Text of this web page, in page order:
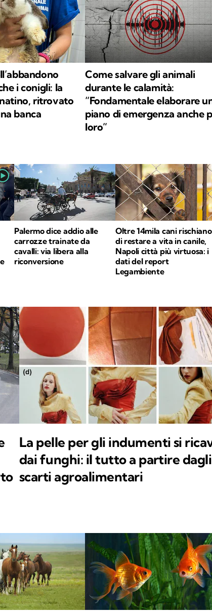
i conigli: la
ritrovato
banca
Come salvare gli animali
durante le calamità:
“Fondamentale elaborare
piano di emergenza anche
loro”
Palermo dice addio alle
carrozze trainate da
cavalli: via libera alla
riconversione
Oltre 14mila cani rischiano
di restare a vita in canile,
Napoli città più virtuosa: i
dati del report
Legambiente
La pelle per gli indumenti si
dai funghi: il tutto a partire dagli
scarti agroalimentari